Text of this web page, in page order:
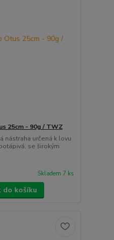
25cm - 90g / TWZ
nástraha určená k lovu
se širokým
Skladem 7 ks
do košíku